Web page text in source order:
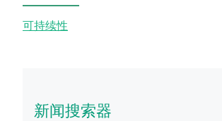
可持续性
新闻搜索器